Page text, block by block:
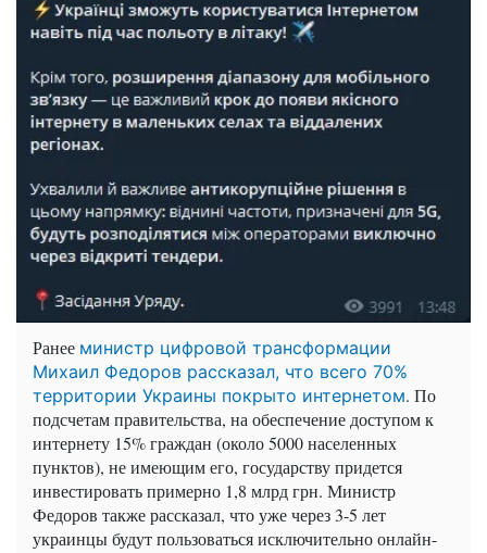
Ранее министр цифровой трансформации
Михаил Федоров рассказал, что всего 70%
территории Украины покрыто интернетом. По
подсчетам правительства, на обеспечение доступом к
интернету 15% граждан (около 5000 населенных
пунктов), не имеющим его, государству придется
инвестировать примерно 1,8 млрд грн. Министр
Федоров также рассказал, что уже через 3-5 лет
украинцы будут пользоваться исключительно онлайн-